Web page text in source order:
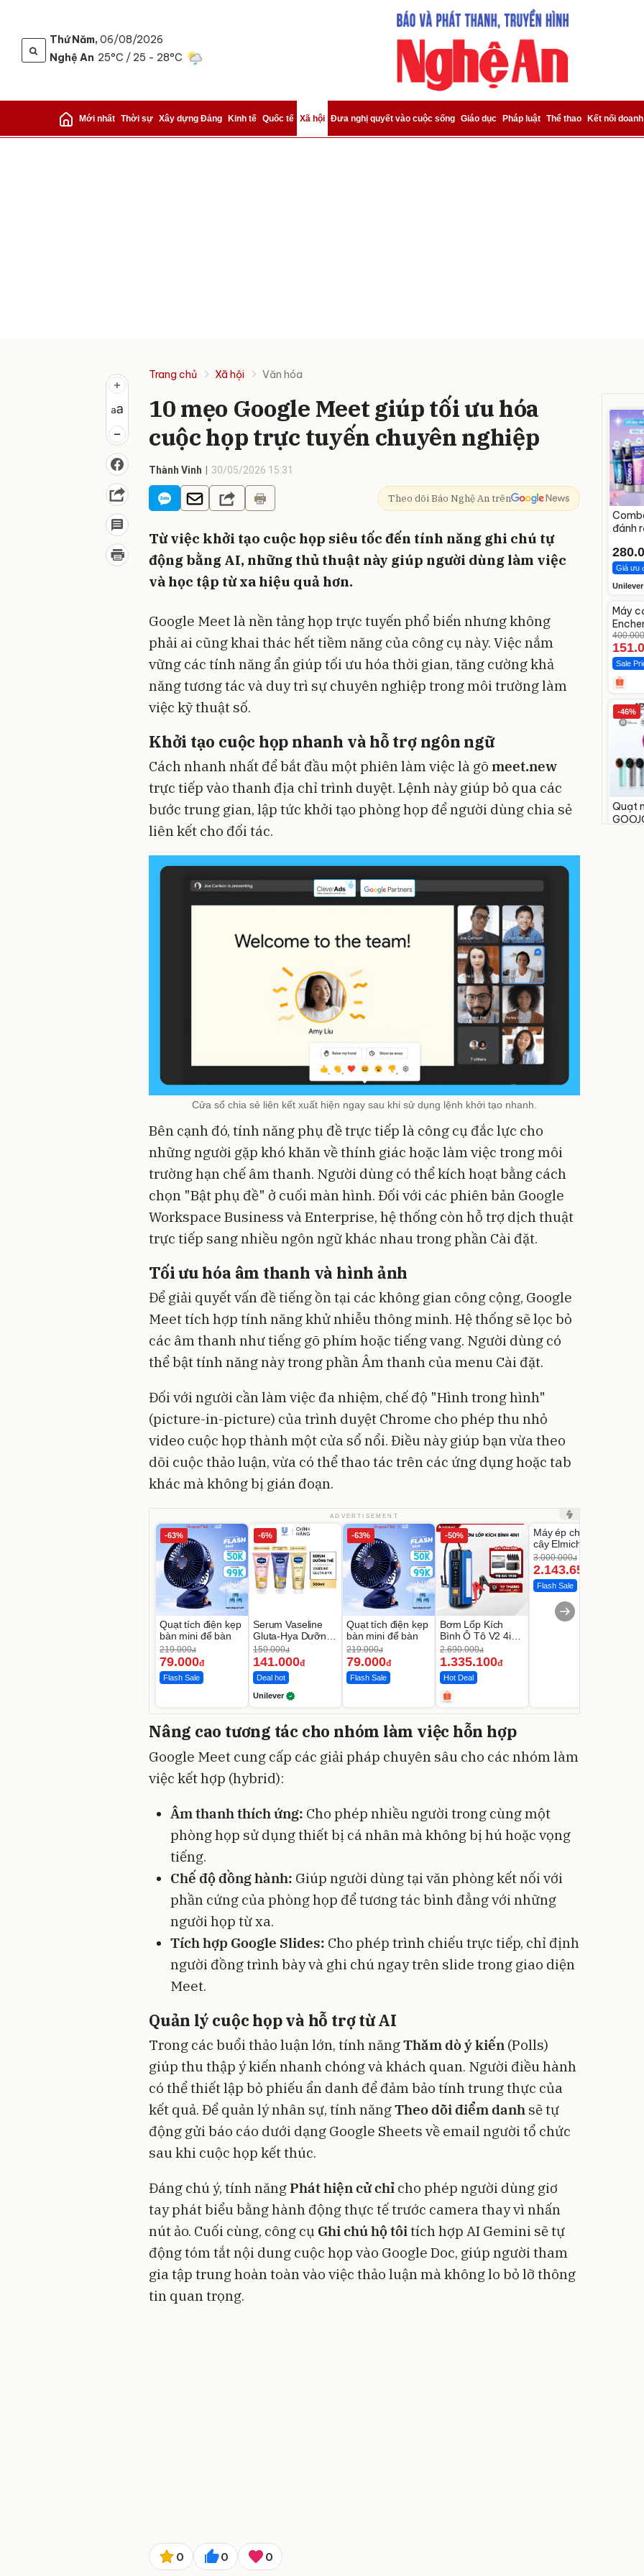
Thứ Năm, 06/08/2026
Nghệ An 25°C / 25 - 28°C
Mới nhất Thời sự Xây dựng Đảng Kinh tế Quốc tế Xã hội Đưa nghị quyết vào cuộc sống Giáo dục Pháp luật Thể thao Kết nối
Trang chủ Xã hội Văn hóa
10 mẹo Google Meet giúp tối ưu hóa
cuộc họp trực tuyến chuyên nghiệp
Thành Vinh 30/05/2026 15:31
Theo dõi Báo Nghệ An trên
Từ việc khởi tạo cuộc họp siêu tốc đến tính năng ghi chú tự
động bằng AI, những thủ thuật này giúp người dùng làm việc
và học tập từ xa hiệu quả hơn.
Google Meet là nền tảng họp trực tuyến phổ biến nhưng không
phải ai cũng khai thác hết tiềm năng của công cụ này. Việc nắm
vững các tính năng ẩn giúp tối ưu hóa thời gian, tăng cường khả
năng tương tác và duy trì sự chuyên nghiệp trong môi trường làm
việc kỹ thuật số.
Khởi tạo cuộc họp nhanh và hỗ trợ ngôn ngữ
Cách nhanh nhất để bắt đầu một phiên làm việc là gõ meet.new
trực tiếp vào thanh địa chỉ trình duyệt. Lệnh này giúp bỏ qua các
bước trung gian, lập tức khởi tạo phòng họp để người dùng chia sẻ
liên kết cho đối tác.
Cửa sổ chia sẻ liên kết xuất hiện ngay sau khi sử dụng lệnh khởi tạo nhanh.
Bên cạnh đó, tính năng phụ đề trực tiếp là công cụ đắc lực cho
những người gặp khó khăn về thính giác hoặc làm việc trong môi
trường hạn chế âm thanh. Người dùng có thể kích hoạt bằng cách
chọn "Bật phụ đề" ở cuối màn hình. Đối với các phiên bản Google
Workspace Business và Enterprise, hệ thống còn hỗ trợ dịch thuật
trực tiếp sang nhiều ngôn ngữ khác nhau trong phần Cài đặt.
Tối ưu hóa âm thanh và hình ảnh
Để giải quyết vấn đề tiếng ồn tại các không gian công cộng, Google
Meet tích hợp tính năng khử nhiễu thông minh. Hệ thống sẽ lọc bỏ
các âm thanh như tiếng gõ phím hoặc tiếng vang. Người dùng có
thể bật tính năng này trong phần Âm thanh của menu Cài đặt.
Đối với người cần làm việc đa nhiệm, chế độ "Hình trong hình"
(picture-in-picture) của trình duyệt Chrome cho phép thu nhỏ
video cuộc họp thành một cửa sổ nổi. Điều này giúp bạn vừa theo
dõi cuộc thảo luận, vừa có thể thao tác trên các ứng dụng hoặc tab
khác mà không bị gián đoạn.
ADVERTISEMENT
-63%
Quạt tích điện kẹp
bàn mini để bàn
219.000đ
79.000đ
Flash Sale
-6%
Serum Vaseline
Gluta-Hya Dưỡng
Da Sáng Mịn Sau
7 Ngày
150.000đ
141.000đ
Deal hot
Unilever
-63%
Quạt tích điện kẹp
bàn mini để bàn
219.000đ
79.000đ
Flash Sale
-50%
Bơm Lốp Kích
Bình Ô Tô V2 4in1
MEDICAR –
12.000mAh
2.690.000đ
1.335.100đ
Hot Deal
-28%
Unmute
Máy ép chậm trái
cây Elmich JEE
1855OL
3.000.000đ
2.143.650
Flash Sale
Nâng cao tương tác cho nhóm làm việc hỗn hợp
Google Meet cung cấp các giải pháp chuyên sâu cho các nhóm làm
việc kết hợp (hybrid):
Âm thanh thích ứng: Cho phép nhiều người trong cùng một
phòng họp sử dụng thiết bị cá nhân mà không bị hú hoặc vọng
tiếng.
Chế độ đồng hành: Giúp người dùng tại văn phòng kết nối với
phần cứng của phòng họp để tương tác bình đẳng với những
người họp từ xa.
Tích hợp Google Slides: Cho phép trình chiếu trực tiếp, chỉ định
người đồng trình bày và ghi chú ngay trên slide trong giao diện
Meet.
Quản lý cuộc họp và hỗ trợ từ AI
Trong các buổi thảo luận lớn, tính năngThăm dò ý kiến (Polls)
giúp thu thập ý kiến nhanh chóng và khách quan. Người điều hành
có thể thiết lập bỏ phiếu ẩn danh để đảm bảo tính trung thực của
kết quả. Để quản lý nhân sự, tính năngTheo dõi điểm danh sẽ tự
động gửi báo cáo dưới dạng Google Sheets về email người tổ chức
sau khi cuộc họp kết thúc.
Đáng chú ý, tính năngPhát hiện cử chỉ cho phép người dùng giơ
tay phát biểu bằng hành động thực tế trước camera thay vì nhấn
nút ảo. Cuối cùng, công cụ Ghi chú hộ tôitích hợp AI Gemini sẽ tự
động tóm tắt nội dung cuộc họp vào Google Doc, giúp người tham
gia tập trung hoàn toàn vào việc thảo luận mà không lo bỏ lỡ thông
tin quan trọng.
0 0 0
đánh
Now
Giá ưu
Unilever
-62%
Máy
dao
400.000
Sale
-46%
Quạt